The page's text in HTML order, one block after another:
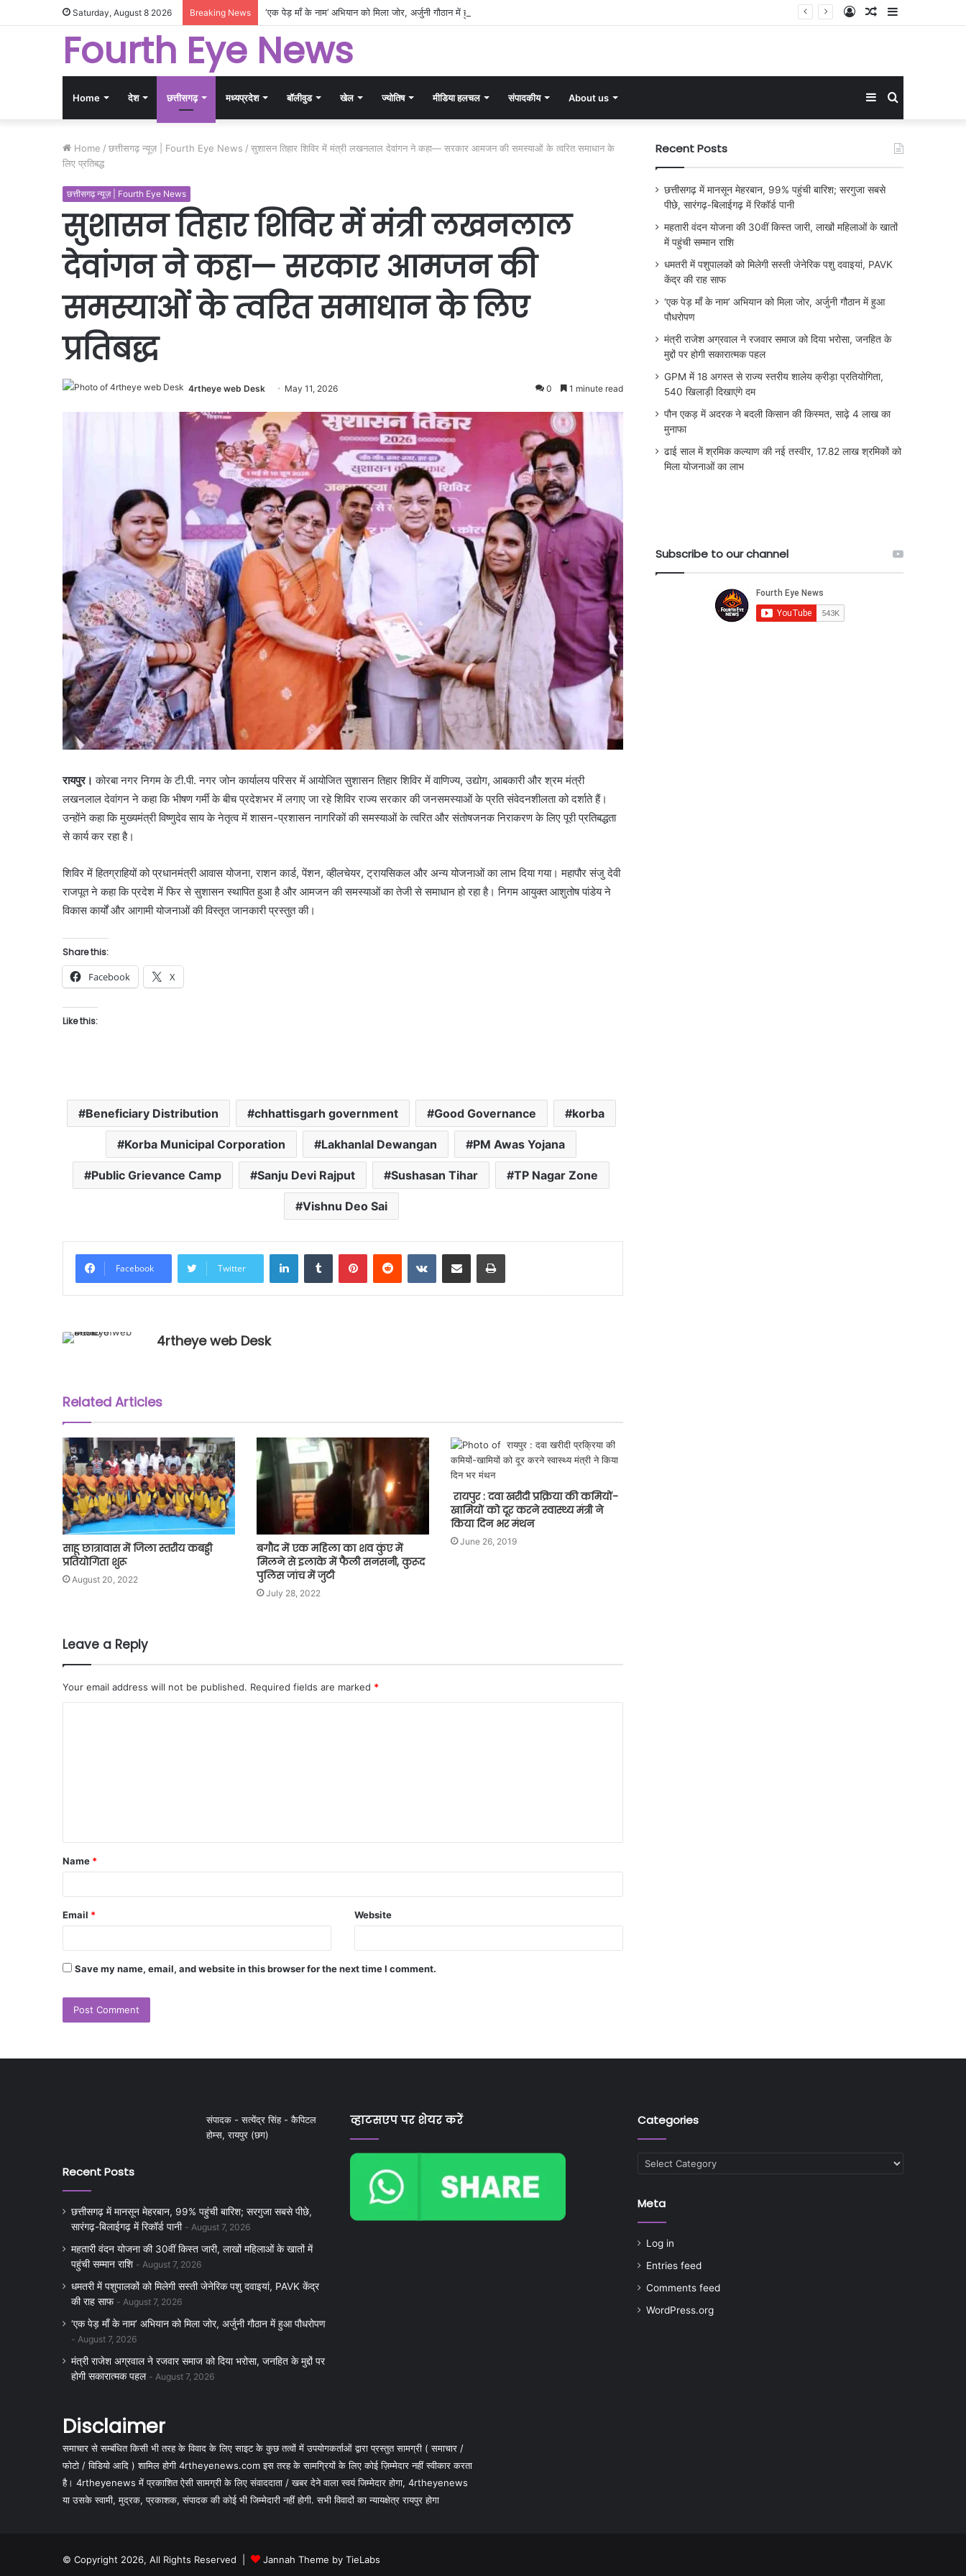
Saturday, August 8 2026 Breaking News ‘एक पेड़ माँ के नाम’ अभियान को मिला जोर, अर्जुनी गौठान में हुआ पौधरोपण Sidebar
Random
Log
Fourth Eye News
Home देश छत्तीसगढ़ मध्यप्रदेश बॉलीवुड खेल ज्योतिष मीडिया हलचल संपादकीय About us Search
for
Sidebar
Home / छत्तीसगढ़ न्यूज़ | Fourth Eye News / सुशासन तिहार शिविर में मंत्री लखनलाल देवांगन ने कहा— सरकार आमजन की समस्याओं के त्वरित समाधान के
लिए प्रतिबद्ध
छत्तीसगढ़ न्यूज़ | Fourth Eye News
सुशासन तिहार शिविर में मंत्री लखनलाल
देवांगन ने कहा— सरकार आमजन की
समस्याओं के त्वरित समाधान के लिए
प्रतिबद्ध
4rtheye web Desk May 11, 2026 0 1 minute read
रायपुर। कोरबा नगर निगम के टी.पी. नगर जोन कार्यालय परिसर में आयोजित सुशासन तिहार शिविर में वाणिज्य, उद्योग, आबकारी और श्रम मंत्री
लखनलाल देवांगन ने कहा कि भीषण गर्मी के बीच प्रदेशभर में लगाए जा रहे शिविर राज्य सरकार की जनसमस्याओं के प्रति संवेदनशीलता को दर्शाते हैं।
उन्होंने कहा कि मुख्यमंत्री विष्णुदेव साय के नेतृत्व में शासन-प्रशासन नागरिकों की समस्याओं के त्वरित और संतोषजनक निराकरण के लिए पूरी प्रतिबद्धता
से कार्य कर रहा है।
शिविर में हितग्राहियों को प्रधानमंत्री आवास योजना, राशन कार्ड, पेंशन, व्हीलचेयर, ट्रायसिकल और अन्य योजनाओं का लाभ दिया गया। महापौर संजु देवी
राजपूत ने कहा कि प्रदेश में फिर से सुशासन स्थापित हुआ है और आमजन की समस्याओं का तेजी से समाधान हो रहा है। निगम आयुक्त आशुतोष पांडेय ने
विकास कार्यों और आगामी योजनाओं की विस्तृत जानकारी प्रस्तुत की।
Share this:
Facebook X
Like this:
Beneficiary Distribution chhattisgarh government Good Governance korba
Korba Municipal Corporation Lakhanlal Dewangan PM Awas Yojana
Public Grievance Camp Sanju Devi Rajput Sushasan Tihar TP Nagar Zone
Vishnu Deo Sai
Facebook Twitter
LinkedInTumblr PinterestReddit VKontakteShare via Email Print
4rtheye web Desk
Related Articles
साहू छात्रावास में जिला स्तरीय कबड्डी
प्रतियोगिता शुरू
August 20, 2022
बगौद में एक महिला का शव कुंए में
मिलने से इलाके में फैली सनसनी, कुरूद
पुलिस जांच में जुटी
July 28, 2022
रायपुर : दवा खरीदी प्रक्रिया की कमियों-
खामियों को दूर करने स्वास्थ्य मंत्री ने
किया दिन भर मंथन
June 26, 2019
Leave a Reply
Your email address will not be published. Required fields are marked *
Name *
Email * Website
Save my name, email, and website in this browser for the next time I comment.
Recent Posts
छत्तीसगढ़ में मानसून मेहरबान, 99% पहुंची बारिश; सरगुजा सबसे
पीछे, सारंगढ़-बिलाईगढ़ में रिकॉर्ड पानी
महतारी वंदन योजना की 30वीं किस्त जारी, लाखों महिलाओं के खातों
में पहुंची सम्मान राशि
धमतरी में पशुपालकों को मिलेगी सस्ती जेनेरिक पशु दवाइयां, PAVK
केंद्र की राह साफ
‘एक पेड़ माँ के नाम’ अभियान को मिला जोर, अर्जुनी गौठान में हुआ
पौधरोपण
मंत्री राजेश अग्रवाल ने रजवार समाज को दिया भरोसा, जनहित के
मुद्दों पर होगी सकारात्मक पहल
GPM में 18 अगस्त से राज्य स्तरीय शालेय क्रीड़ा प्रतियोगिता,
540 खिलाड़ी दिखाएंगे दम
पौन एकड़ में अदरक ने बदली किसान की किस्मत, साढ़े 4 लाख का
मुनाफा
ढाई साल में श्रमिक कल्याण की नई तस्वीर, 17.82 लाख श्रमिकों को
मिला योजनाओं का लाभ
Subscribe to our channel
संपादक - सत्येंद्र सिंह - कैपिटल
होम्स, रायपुर (छग)
Recent Posts
छत्तीसगढ़ में मानसून मेहरबान, 99% पहुंची बारिश; सरगुजा सबसे पीछे,
सारंगढ़-बिलाईगढ़ में रिकॉर्ड पानी
August 7, 2026
महतारी वंदन योजना की 30वीं किस्त जारी, लाखों महिलाओं के खातों में
पहुंची सम्मान राशि
August 7, 2026
धमतरी में पशुपालकों को मिलेगी सस्ती जेनेरिक पशु दवाइयां, PAVK केंद्र
की राह साफ
August 7, 2026
‘एक पेड़ माँ के नाम’ अभियान को मिला जोर, अर्जुनी गौठान में हुआ पौधरोपण
August 7, 2026
मंत्री राजेश अग्रवाल ने रजवार समाज को दिया भरोसा, जनहित के मुद्दों पर
होगी सकारात्मक पहल
August 7, 2026
व्हाटसएप पर शेयर करें Categories
Categories
Meta
Log in
Entries feed
Comments feed
WordPress.org
Disclaimer
समाचार से सम्बंधित किसी भी तरह के विवाद के लिए साइट के कुछ तत्वों में उपयोगकर्ताओं द्वारा प्रस्तुत सामग्री ( समाचार /
फोटो / विडियो आदि ) शामिल होगी 4rtheyenews.com इस तरह के सामग्रियों के लिए कोई ज़िम्मेदार नहीं स्वीकार करता
है। 4rtheyenews में प्रकाशित ऐसी सामग्री के लिए संवाददाता / खबर देने वाला स्वयं जिम्मेदार होगा, 4rtheyenews
या उसके स्वामी, मुद्रक, प्रकाशक, संपादक की कोई भी जिम्मेदारी नहीं होगी. सभी विवादों का न्यायक्षेत्र रायपुर होगा
© Copyright 2026, All Rights Reserved | Jannah Theme by TieLabs